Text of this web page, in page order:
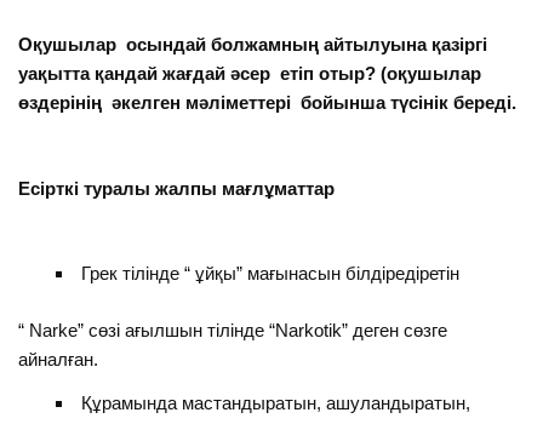
Оқушылар осындай болжамның айтылуына қазіргі
уақытта қандай жағдай әсер етіп отыр? (оқушылар
өздерінің әкелген мәліметтері бойынша түсінік береді.
Есірткі туралы жалпы мағлұматтар
Грек тілінде “ ұйқы” мағынасын білдіредіретін
“ Narke” сөзі ағылшын тілінде “Narkotik” деген сөзге
айналған.
Құрамында мастандыратын, ашуландыратын,